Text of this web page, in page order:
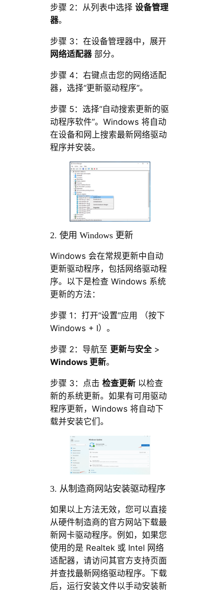
步骤 2：从列表中选择 设备管理
器。
步骤 3：在设备管理器中，展开
网络适配器部分。
步骤 4：右键点击您的网络适配
器，选择“更新驱动程序”。
步骤 5：选择“自动搜索更新的驱
动程序软件”。Windows 将自动
在设备和网上搜索最新网络驱动
程序并安装。
2. 使用 Windows 更新
Windows 会在常规更新中自动
更新驱动程序，包括网络驱动程
序。以下是检查 Windows 系统
更新的方法：
步骤 1：打开“设置”应用 （按下
Windows + I）。
步骤 2：导航至 更新与安全>
Windows 更新。
步骤 3：点击 检查更新以检查
新的系统更新。如果有可用驱动
程序更新，Windows 将自动下
载并安装它们。
3. 从制造商网站安装驱动程序
如果以上方法无效，您可以直接
从硬件制造商的官方网站下载最
新网卡驱动程序。例如，如果您
使用的是 Realtek 或 Intel 网络
适配器，请访问其官方支持页面
并查找最新网络驱动程序。下载
后，运行安装文件以手动安装新